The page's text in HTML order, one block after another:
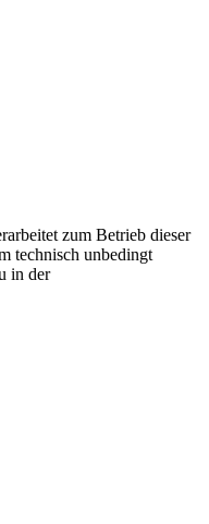
zum Betrieb dieser
technisch unbedingt
in der